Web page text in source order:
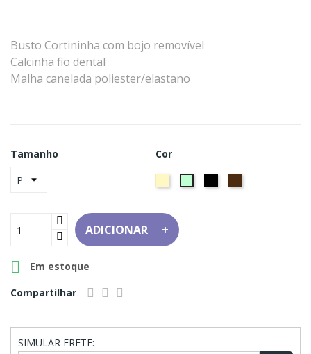
Busto Cortininha com bojo removível
Calcinha fio dental
Malha canelada poliester/elastano
Tamanho Cor
ADICIONAR
 Em estoque
Compartilhar
SIMULAR FRETE: